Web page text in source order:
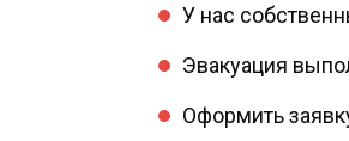
У нас
Эвакуация
Оформить